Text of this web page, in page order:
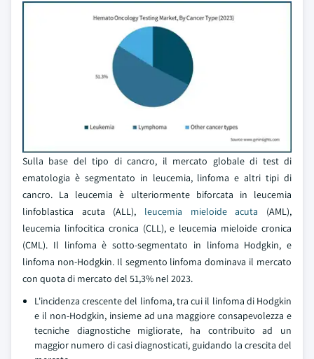
Sulla base del tipo di cancro, il mercato globale di test di
ematologia è segmentato in leucemia, linfoma e altri tipi di
cancro. La leucemia è ulteriormente biforcata in leucemia
linfoblastica acuta (ALL), leucemia mieloide acuta (AML),
leucemia linfocitica cronica (CLL), e leucemia mieloide cronica
(CML). Il linfoma è sotto-segmentato in linfoma Hodgkin, e
linfoma non-Hodgkin. Il segmento linfoma dominava il mercato
con quota di mercato del 51,3% nel 2023.
L'incidenza crescente del linfoma, tra cui il linfoma di Hodgkin
e il non-Hodgkin, insieme ad una maggiore consapevolezza e
tecniche diagnostiche migliorate, ha contribuito ad un
maggior numero di casi diagnosticati, guidando la crescita del